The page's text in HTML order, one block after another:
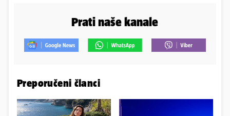
Prati naše kanale
Preporučeni članci